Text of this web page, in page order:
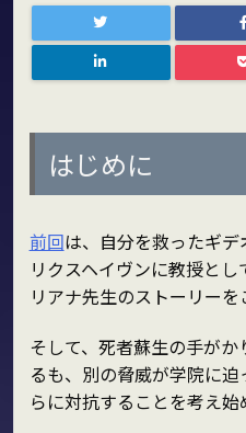
はじめに
前回は、自分を救ったギ
リクスヘイヴンに教授と
リアナ先生のストーリーを
そして、死者蘇生の手が
るも、別の脅威が学院に
らに対抗することを考え始